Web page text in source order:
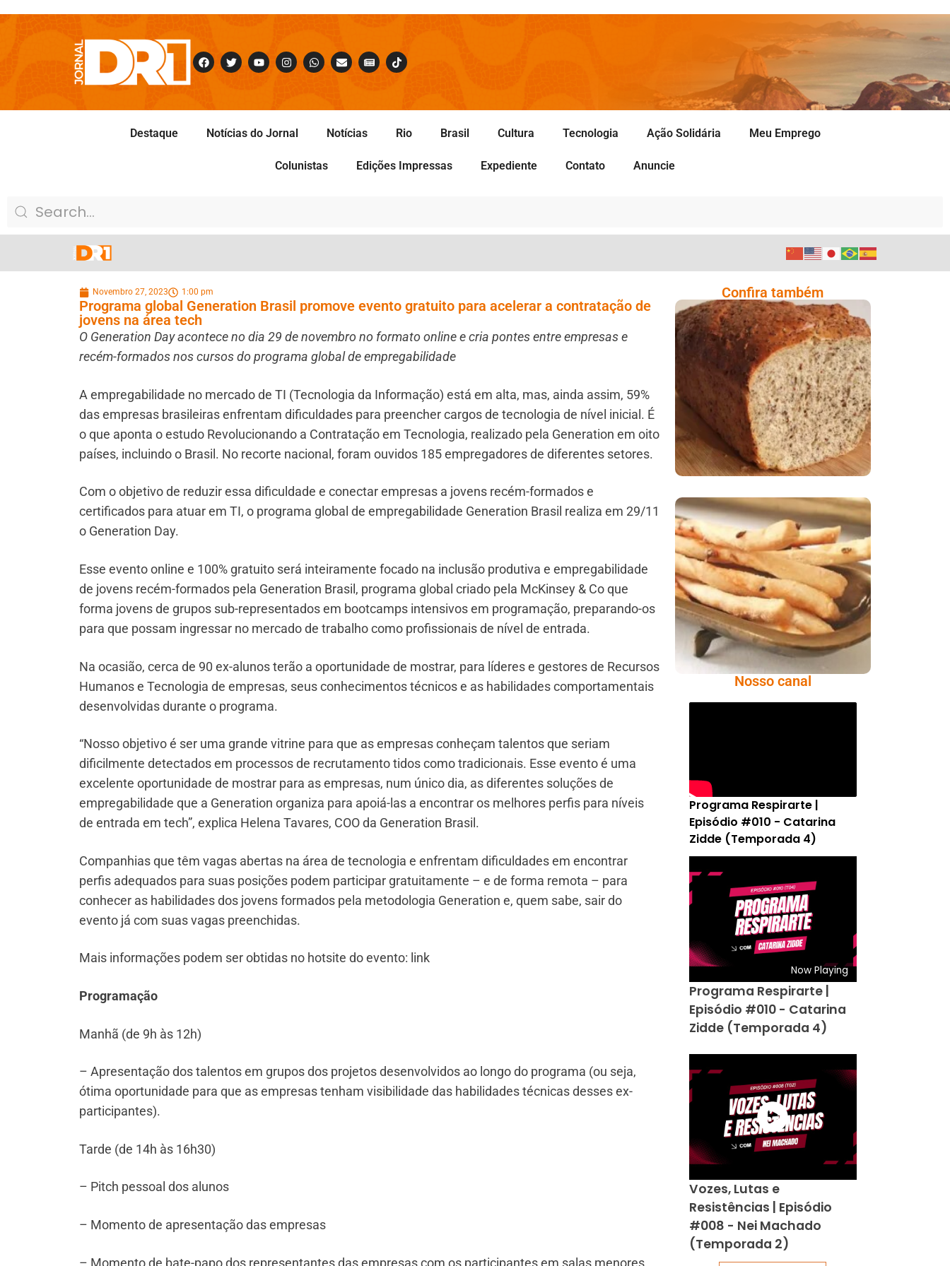
Destaque Notícias do Jornal Notícias Rio Brasil Cultura Tecnologia Ação Solidária Meu Emprego
Colunistas Edições Impressas Expediente Contato Anuncie
Novembro 27, 2023 1:00 pm
Programa global Generation Brasil promove evento gratuito para acelerar a contratação de
jovens na área tech
O Generation Day acontece no dia 29 de novembro no formato online e cria pontes entre empresas e
recém-formados nos cursos do programa global de empregabilidade
A empregabilidade no mercado de TI (Tecnologia da Informação) está em alta, mas, ainda assim, 59%
das empresas brasileiras enfrentam dificuldades para preencher cargos de tecnologia de nível inicial. É
o que aponta o estudo Revolucionando a Contratação em Tecnologia, realizado pela Generation em oito
países, incluindo o Brasil. No recorte nacional, foram ouvidos 185 empregadores de diferentes setores.
Com o objetivo de reduzir essa dificuldade e conectar empresas a jovens recém-formados e
certificados para atuar em TI, o programa global de empregabilidade Generation Brasil realiza em 29/11
o Generation Day.
Esse evento online e 100% gratuito será inteiramente focado na inclusão produtiva e empregabilidade
de jovens recém-formados pela Generation Brasil, programa global criado pela McKinsey & Co que
forma jovens de grupos sub-representados em bootcamps intensivos em programação, preparando-os
para que possam ingressar no mercado de trabalho como profissionais de nível de entrada.
Na ocasião, cerca de 90 ex-alunos terão a oportunidade de mostrar, para líderes e gestores de Recursos
Humanos e Tecnologia de empresas, seus conhecimentos técnicos e as habilidades comportamentais
desenvolvidas durante o programa.
“Nosso objetivo é ser uma grande vitrine para que as empresas conheçam talentos que seriam
dificilmente detectados em processos de recrutamento tidos como tradicionais. Esse evento é uma
excelente oportunidade de mostrar para as empresas, num único dia, as diferentes soluções de
empregabilidade que a Generation organiza para apoiá-las a encontrar os melhores perfis para níveis
de entrada em tech”, explica Helena Tavares, COO da Generation Brasil.
Companhias que têm vagas abertas na área de tecnologia e enfrentam dificuldades em encontrar
perfis adequados para suas posições podem participar gratuitamente – e de forma remota – para
conhecer as habilidades dos jovens formados pela metodologia Generation e, quem sabe, sair do
evento já com suas vagas preenchidas.
Mais informações podem ser obtidas no hotsite do evento: link
Programação
Manhã (de 9h às 12h)
– Apresentação dos talentos em grupos dos projetos desenvolvidos ao longo do programa (ou seja,
ótima oportunidade para que as empresas tenham visibilidade das habilidades técnicas desses ex-
participantes).
Tarde (de 14h às 16h30)
– Pitch pessoal dos alunos
– Momento de apresentação das empresas
– Momento de bate-papo dos representantes das empresas com os participantes em salas menores
Confira também
Comer Bem: Pão Low
Carb
Comer Bem:
Palitinhos De Cebola
E Salsa
Nosso canal
Programa Respirarte |
Episódio #010 - Catarina
Zidde (Temporada 4)
Now Playing
Programa Respirarte |
Episódio #010 - Catarina
Zidde (Temporada 4)
Vozes, Lutas e
Resistências | Episódio
#008 - Nei Machado
(Temporada 2)